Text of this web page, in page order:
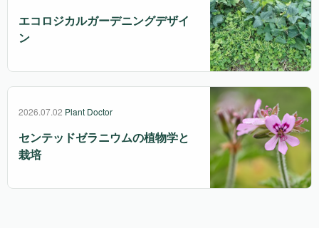
エコロジカルガーデニングデザイ
ン
2026.07.02 Plant Doctor
センテッドゼラニウムの植物学と
栽培